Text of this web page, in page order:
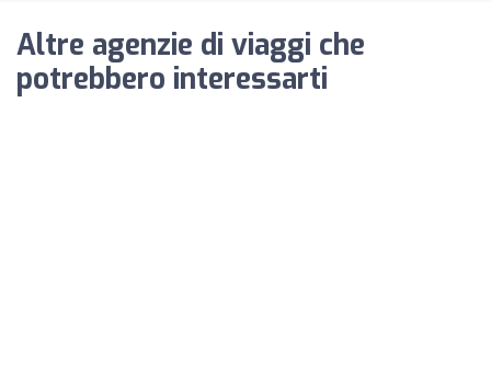
Altre agenzie di viaggi che
potrebbero interessarti